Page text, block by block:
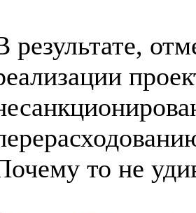
результате,
то не